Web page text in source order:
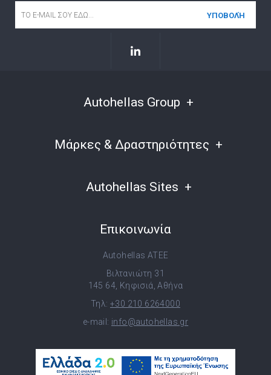
Autohellas Group
Μάρκες & Δραστηριότητες
Autohellas Sites
Επικοινωνία
Autohellas ATEE
Βιλτανιώτη 31
145 64, Κηφισιά, Αθήνα
Τηλ: +30 210 6264000
e-mail: info@autohellas.gr